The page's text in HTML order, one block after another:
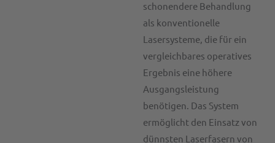
schonendere Behandlung
als konventionelle
Lasersysteme, die für ein
vergleichbares operatives
Ergebnis eine höhere
Ausgangsleistung
benötigen. Das System
ermöglicht den Einsatz von
dünnsten Laserfasern von